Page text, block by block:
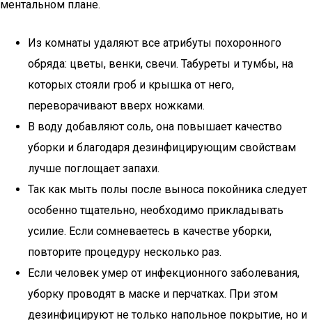
ментальном плане.
Из комнаты удаляют все атрибуты похоронного
обряда: цветы, венки, свечи. Табуреты и тумбы, на
которых стояли гроб и крышка от него,
переворачивают вверх ножками.
В воду добавляют соль, она повышает качество
уборки и благодаря дезинфицирующим свойствам
лучше поглощает запахи.
Так как мыть полы после выноса покойника следует
особенно тщательно, необходимо прикладывать
усилие. Если сомневаетесь в качестве уборки,
повторите процедуру несколько раз.
Если человек умер от инфекционного заболевания,
уборку проводят в маске и перчатках. При этом
дезинфицируют не только напольное покрытие, но и